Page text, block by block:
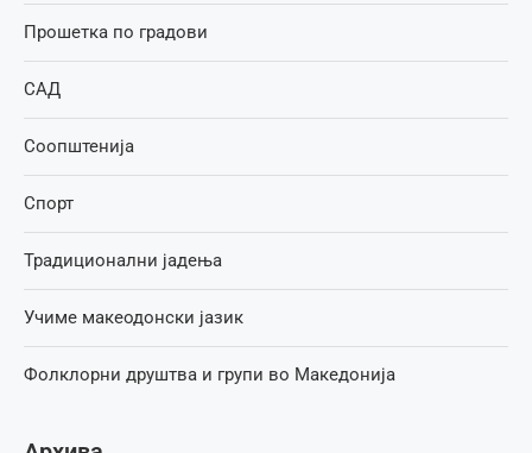
Прошетка по градови
САД
Соопштенија
Спорт
Традиционални јадења
Учиме макеодонски јазик
Фолклорни друштва и групи во Македонија